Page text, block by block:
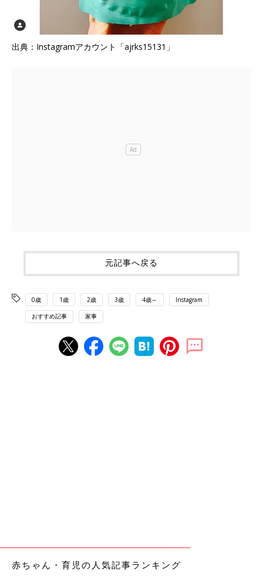
出典：Instagramアカウント「ajrks15131」
元記事へ戻る
0歳 1歳 2歳 3歳 4歳～ Instagram
おすすめ記事 家事
赤ちゃん・育児の人気記事ランキング